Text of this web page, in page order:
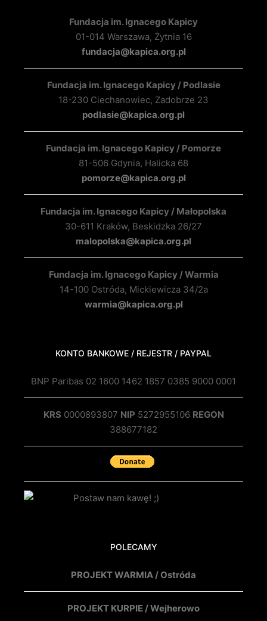
Fundacja im. Ignacego Kapicy
01-014 Warszawa, Żytnia 16
fundacja@kapica.org.pl
Fundacja im. Ignacego Kapicy / Podlasie
18-230 Ciechanowiec, Zadobrze 23
podlasie@kapica.org.pl
Fundacja im. Ignacego Kapicy / Pomorze
81-506 Gdynia, Halicka 68
pomorze@kapica.org.pl
Fundacja im. Ignacego Kapicy / Małopolska
30-611 Kraków, Beskidzka 26/27
malopolska@kapica.org.pl
Fundacja im. Ignacego Kapicy / Warmia
14-100 Ostróda, Mickiewicza 34/2a
warmia@kapica.org.pl
KONTO BANKOWE / REJESTR / PAYPAL
BNP Paribas 02 1600 1462 1857 0385 9000 0001
KRS 0000893807 NIP 5272955106 REGON
388677182
POLECAMY
PROJEKT WARMIA / Ostróda
PROJEKT KURPIE / Wejherowo